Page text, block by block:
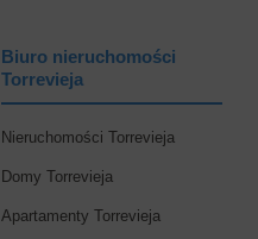
Biuro nieruchomości
Torrevieja
Nieruchomości Torrevieja
Domy Torrevieja
Apartamenty Torrevieja